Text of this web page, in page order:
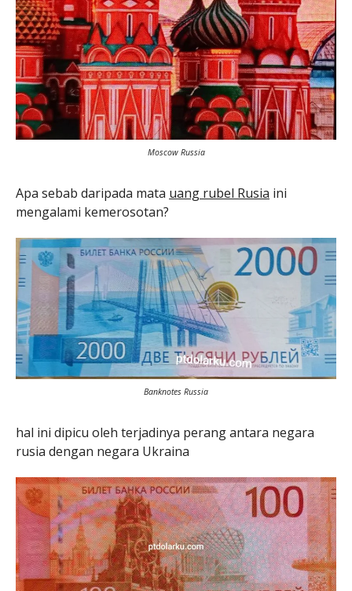
Moscow Russia
Apa sebab daripada mata uang rubel Rusia ini
mengalami kemerosotan?
Banknotes Russia
hal ini dipicu oleh terjadinya perang antara negara
rusia dengan negara Ukraina